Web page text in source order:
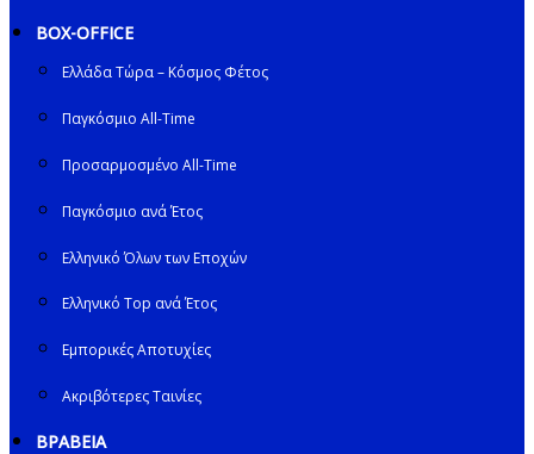
BOX-OFFICE
Ελλάδα Τώρα – Κόσμος Φέτος
Παγκόσμιο All-Time
Προσαρμοσμένο All-Time
Παγκόσμιο ανά Έτος
Ελληνικό Όλων των Εποχών
Ελληνικό Top ανά Έτος
Εμπορικές Αποτυχίες
Ακριβότερες Ταινίες
ΒΡΑΒΕΙΑ